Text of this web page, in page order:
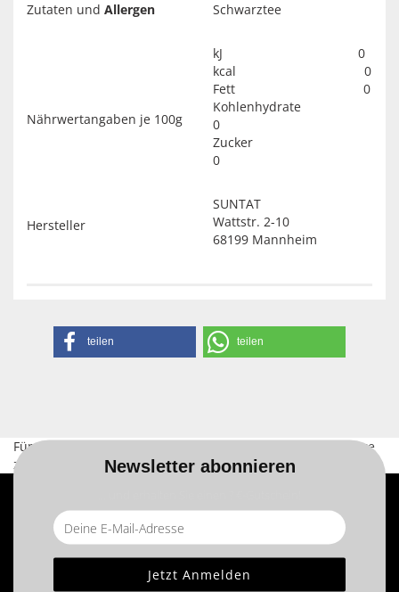
Zutaten und Allergen Schwarztee
Nährwertangaben je 100g
kJ 0
kcal 0
Fett 0
Kohlenhydrate
0
Zucker
0
Hersteller
SUNTAT
Wattstr. 2-10
68199 Mannheim
teilen teilen
Für weitere Informationen besuchen Sie bitte die
Homepage
zu diesem Artikel.Newsletter abonnieren